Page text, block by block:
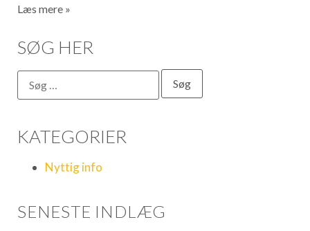
Læs mere »
SØG HER
KATEGORIER
Nyttig info
SENESTE INDLÆG